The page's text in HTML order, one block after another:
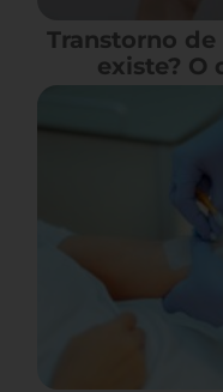
Transtorno
existe? O